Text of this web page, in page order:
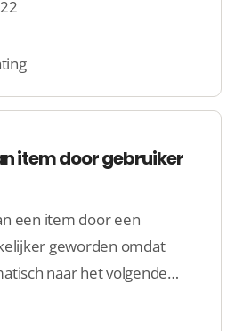
item door gebruiker
een item door een
geworden omdat
naar het volgende